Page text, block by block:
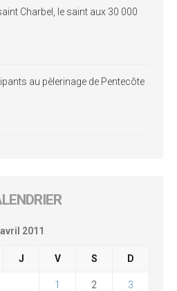
Charbel, le saint aux 30 000
au pèlerinage de Pentecôte
avril 2011
J V S D
1 2 3